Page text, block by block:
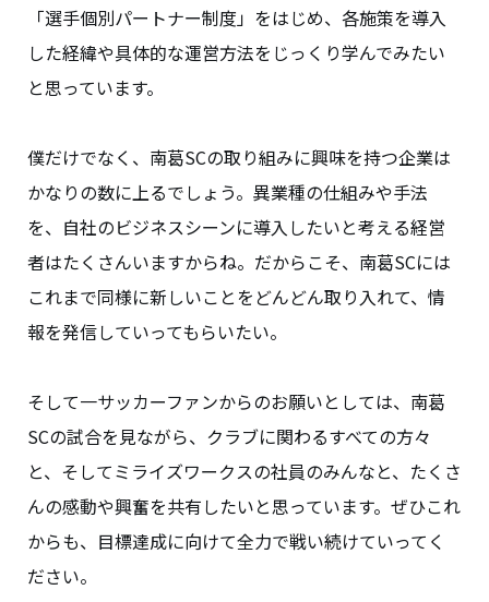
「選手個別パートナー制度」をはじめ、各施策を導入
した経緯や具体的な運営方法をじっくり学んでみたい
と思っています。
僕だけでなく、南葛SCの取り組みに興味を持つ企業は
かなりの数に上るでしょう。異業種の仕組みや手法
を、自社のビジネスシーンに導入したいと考える経営
者はたくさんいますからね。だからこそ、南葛SCには
これまで同様に新しいことをどんどん取り入れて、情
報を発信していってもらいたい。
そして一サッカーファンからのお願いとしては、南葛
SCの試合を見ながら、クラブに関わるすべての方々
と、そしてミライズワークスの社員のみんなと、たくさ
んの感動や興奮を共有したいと思っています。ぜひこれ
からも、目標達成に向けて全力で戦い続けていってく
ださい。